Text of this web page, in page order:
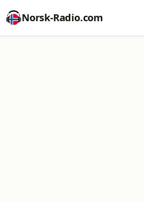
Norsk-Radio.com